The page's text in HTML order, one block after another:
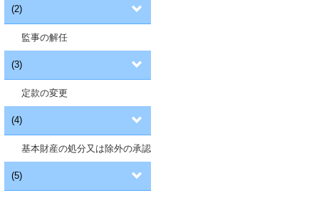
(2)
監事の解任
(3)
定款の変更
(4)
基本財産の処分又は除外の承認
(5)